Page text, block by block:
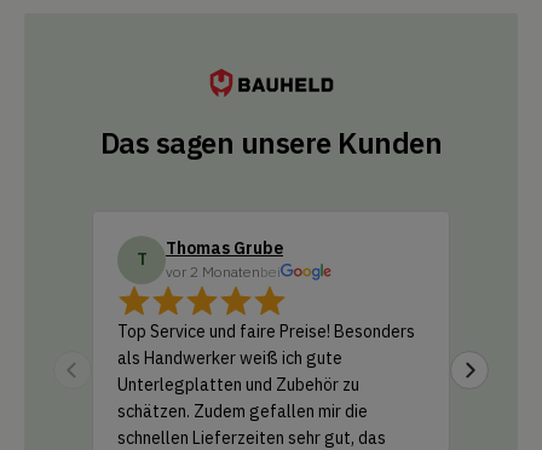
Das sagen unsere Kunden
T Thomas Grube
vor 2 Monatenbei
Top Service und faire Preise! Besonders
als Handwerker weiß ich gute
Unterlegplatten und Zubehör zu
schätzen. Zudem gefallen mir die
schnellen Lieferzeiten sehr gut, das